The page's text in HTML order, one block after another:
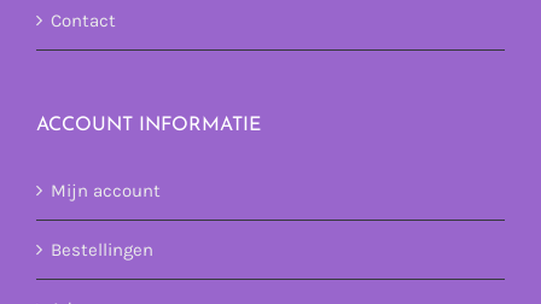
Contact
ACCOUNT INFORMATIE
Mijn account
Bestellingen